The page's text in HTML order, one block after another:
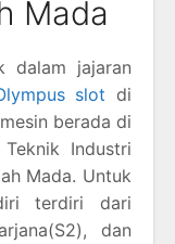
Mada
dalam jajaran
slot di
berada di
Industri
Mada. Untuk
terdiri dari
dan